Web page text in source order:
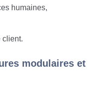
humaines,
client.
modulaires et